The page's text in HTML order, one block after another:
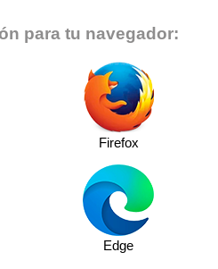
para tu navegador:
Firefox
Edge